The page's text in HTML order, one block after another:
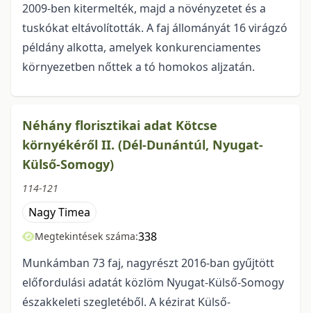
2009-ben kitermelték, majd a növényzetet és a
tuskókat eltávolították. A faj állományát 16 virágzó
példány alkotta, amelyek konkurenciamentes
környezetben nőttek a tó homokos aljzatán.
Néhány florisztikai adat Kötcse
környékéről II. (Dél-Dunántúl, Nyugat-
Külső-Somogy)
114-121
Nagy Timea
Megtekintések száma:338
Munkámban 73 faj, nagyrészt 2016-ban gyűjtött
előfordulási adatát közlöm Nyugat-Külső-Somogy
északkeleti szegletéből. A kézirat Külső-